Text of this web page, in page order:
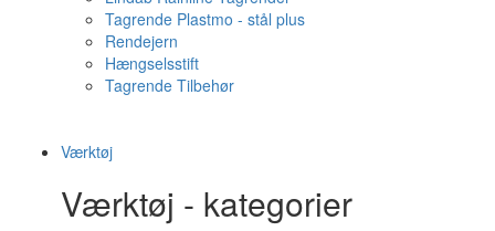
Tagrende Plastmo - stål plus
Rendejern
Hængselsstift
Tagrende Tilbehør
Værktøj
Værktøj - kategorier